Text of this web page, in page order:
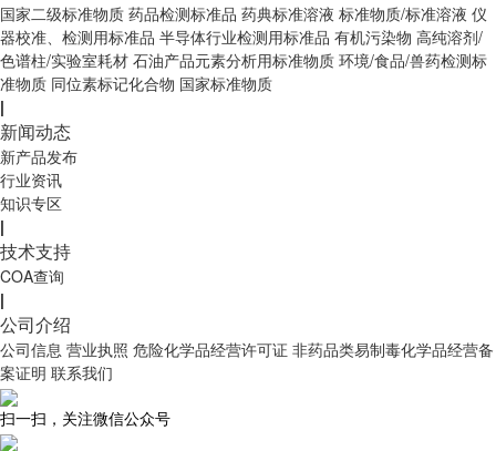
国家二级标准物质 药品检测标准品 药典标准溶液 标准物质/标准溶液 仪
器校准、检测用标准品 半导体行业检测用标准品 有机污染物 高纯溶剂/
色谱柱/实验室耗材 石油产品元素分析用标准物质 环境/食品/兽药检测标
准物质 同位素标记化合物 国家标准物质
|
新闻动态
新产品发布
行业资讯
知识专区
|
技术支持
COA查询
|
公司介绍
公司信息 营业执照 危险化学品经营许可证 非药品类易制毒化学品经营备
案证明 联系我们
扫一扫，关注微信公众号